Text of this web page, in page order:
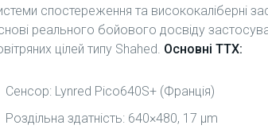
спостереження та висококаліберні
реального бойового досвіду
цілей типу Shahed. Основні ТТХ:
Сенсор: Lynred Pico640S+ (Франція)
Роздільна здатність: 640×480, 17 μm